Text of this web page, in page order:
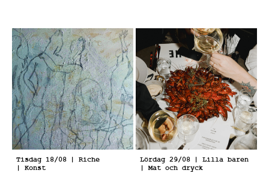
känns både bekanta och
känslomässigt laddade.
Tisdag 18/08 | Riche
| Konst
Lördag 29/08 | Lilla baren
| Mat och dryck